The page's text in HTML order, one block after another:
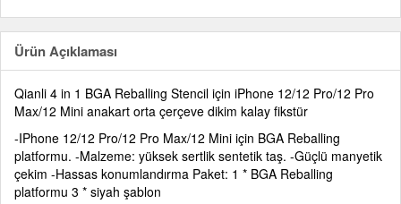
Ürün Açıklaması
Qianli 4 in 1 BGA Reballing Stencil için iPhone 12/12 Pro/12 Pro
Max/12 Mini anakart orta çerçeve dikim kalay fikstür
-IPhone 12/12 Pro/12 Pro Max/12 Mini için BGA Reballing
platformu. -Malzeme: yüksek sertlik sentetik taş. -Güçlü manyetik
çekim -Hassas konumlandırma Paket: 1 * BGA Reballing
platformu 3 * siyah şablon